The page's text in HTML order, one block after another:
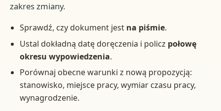
zakres zmiany.
Sprawdź, czy dokument jest na piśmie.
Ustal dokładną datę doręczenia i policz połowę
okresu wypowiedzenia.
Porównaj obecne warunki z nową propozycją:
stanowisko, miejsce pracy, wymiar czasu pracy,
wynagrodzenie.